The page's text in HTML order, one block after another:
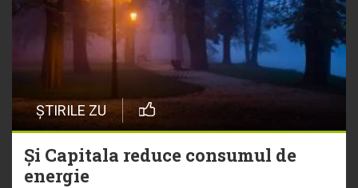
ȘTIRILE ZU
Și Capitala reduce consumul de
energie